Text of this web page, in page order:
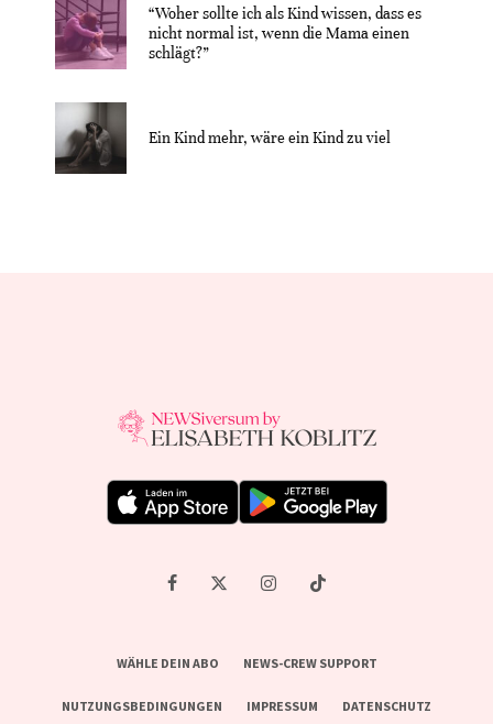
“Woher sollte ich als Kind wissen, dass es
nicht normal ist, wenn die Mama einen
schlägt?”
Ein Kind mehr, wäre ein Kind zu viel
WÄHLE DEIN ABO NEWS-CREW SUPPORT
NUTZUNGSBEDINGUNGEN IMPRESSUM DATENSCHUTZ